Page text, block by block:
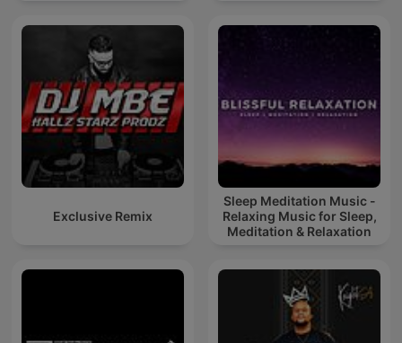
Exclusive Remix
Sleep Meditation Music -
Relaxing Music for Sleep,
Meditation & Relaxation